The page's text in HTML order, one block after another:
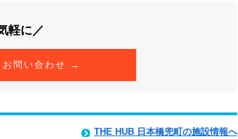
軽に／
お問い合わせ →
THE HUB 日本橋兜町の施設情報へ